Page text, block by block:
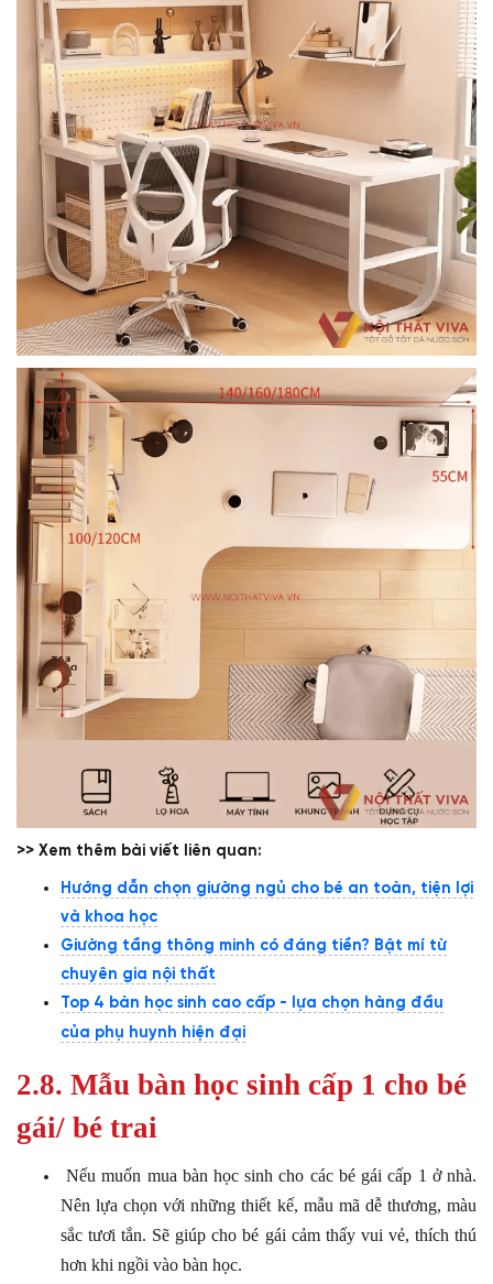
>> Xem thêm bài viết liên quan:
Hướng dẫn chọn giường ngủ cho bé an toàn, tiện lợi
và khoa học
Giường tầng thông minh có đáng tiền? Bật mí từ
chuyên gia nội thất
Top 4 bàn học sinh cao cấp - lựa chọn hàng đầu
của phụ huynh hiện đại
2.8. Mẫu bàn học sinh cấp 1 cho bé
gái/ bé trai
Nếu muốn mua bàn học sinh cho các bé gái cấp 1 ở nhà.
Nên lựa chọn với những thiết kế, mẫu mã dễ thương, màu
sắc tươi tắn. Sẽ giúp cho bé gái cảm thấy vui vẻ, thích thú
hơn khi ngồi vào bàn học.